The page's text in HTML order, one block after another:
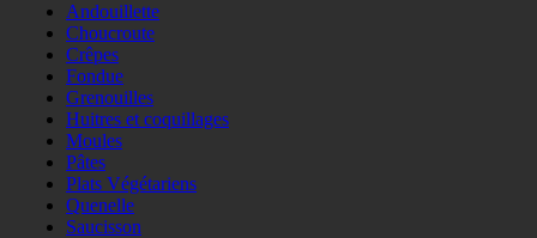
Andouillette
Choucroute
Crêpes
Fondue
Grenouilles
Huitres et coquillages
Moules
Pâtes
Plats Végétariens
Quenelle
Saucisson